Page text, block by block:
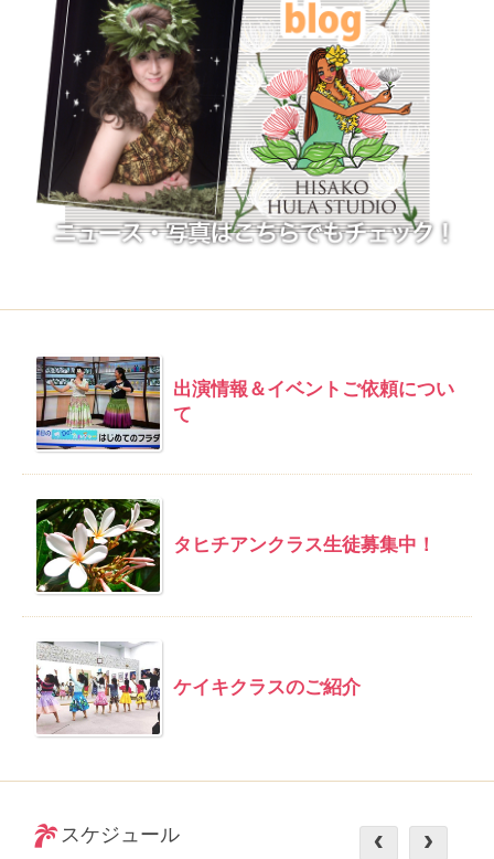
出演情報＆イベントご依頼につい
て
タヒチアンクラス生徒募集中！
ケイキクラスのご紹介
スケジュール